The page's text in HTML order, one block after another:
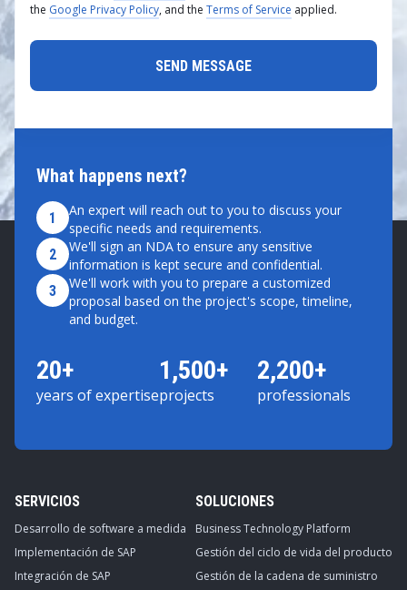
What happens next?
1
An expert will reach out to you to discuss your
specific needs and requirements.
2
We'll sign an NDA to ensure any sensitive
information is kept secure and confidential.
3
We'll work with you to prepare a customized
proposal based on the project's scope, timeline,
and budget.
20+
years of expertise
1,500+
projects
2,200+
professionals
the Google Privacy Policy, and the Terms of Service applied.
SERVICIOS
Desarrollo de software a medida
Implementación de SAP
Integración de SAP
SOLUCIONES
Business Technology Platform
Gestión del ciclo de vida del producto
Gestión de la cadena de suministro